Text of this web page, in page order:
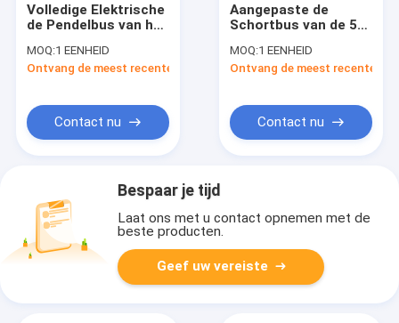
Volledige Elektrische
de Pendelbus van het
aan de Bus van de
Luchthavenschort
MOQ:1 EENHEID
Ontvang de meest recente Prijs
Contact nu
Aangepaste de
Schortbus van de 51
de Kleine het Draaien
Bus van de
MOQ:1 EENHEID
Ontvang de meest recente
Contact nu
Bespaar je tijd
Laat ons met u contact opnemen met de
beste producten.
Geef uw vereiste